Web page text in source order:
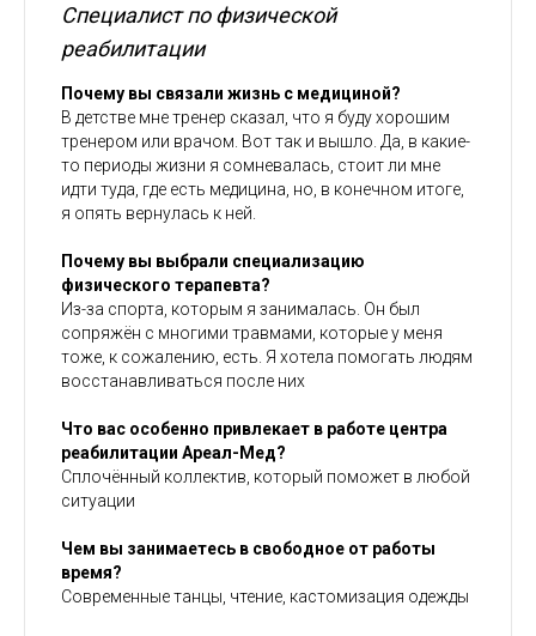
Специалист по физической
реабилитации
Почему вы связали жизнь с медициной?
В детстве мне тренер сказал, что я буду хорошим
тренером или врачом. Вот так и вышло. Да, в какие-
то периоды жизни я сомневалась, стоит ли мне
идти туда, где есть медицина, но, в конечном итоге,
я опять вернулась к ней.
Почему вы выбрали специализацию
физического терапевта?
Из-за спорта, которым я занималась. Он был
сопряжён с многими травмами, которые у меня
тоже, к сожалению, есть. Я хотела помогать людям
восстанавливаться после них
Что вас особенно привлекает в работе центра
реабилитации Ареал-Мед?
Сплочённый коллектив, который поможет в любой
ситуации
Чем вы занимаетесь в свободное от работы
время?
Современные танцы, чтение, кастомизация одежды